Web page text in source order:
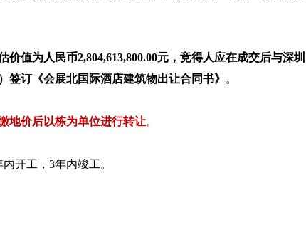
价值为人民币2,804,613,800.00元，竞得人应在成交后与深圳
订《会展北国际酒店建筑物出让合同书》 。
地价后以栋为单位进行转让。
开工，3年内竣工。